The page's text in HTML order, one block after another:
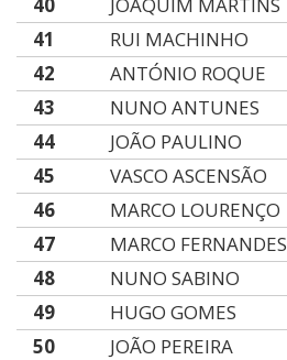
41
RUI MACHINHO
42
ANTÓNIO ROQUE
43
NUNO ANTUNES
44
JOÃO PAULINO
45
VASCO ASCENSÃO
46
MARCO LOURENÇO
47
MARCO FERNANDES
48
NUNO SABINO
49
HUGO GOMES
50
JOÃO PEREIRA